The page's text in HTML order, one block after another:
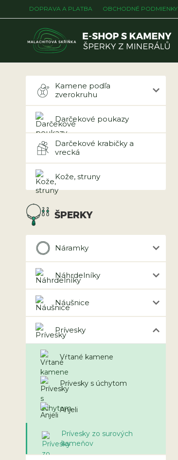
DOPRAVA A PLATBA OBCHODNÉ PODMIENKY
Kamene podľa
zverokruhu
Darčekové poukazy
Darčekové krabičky a
vrecká
Kože, struny
ŠPERKY
Náramky
Náhrdelníky
Náušnice
Prívesky
Vŕtané kamene
Prívesky s úchytom
Anjeli
Prívesky zo surových
kameňov